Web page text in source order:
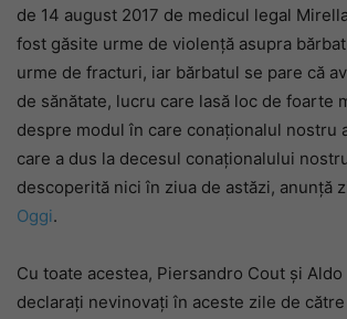
de 14 august 2017 de medicul legal
fost găsite urme de violență asupra
urme de fracturi, iar bărbatul se pare că
de sănătate, lucru care lasă loc de foarte
despre modul în care conaționalul nostru
care a dus la decesul conaționalului
descoperită nici în ziua de astăzi, anunță
Oggi.
Cu toate acestea, Piersandro Cout și
declarați nevinovați în aceste zile de